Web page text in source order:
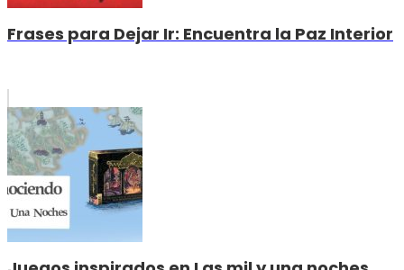
Frases para Dejar Ir: Encuentra la Paz Interior